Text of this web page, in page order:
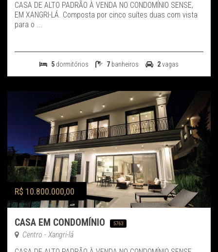
CASA DE ALTO PADRÃO À VENDA NO CONDOMÍNIO SENSE,
EM XANGRI-LÁ. Composta por cinco suítes duas com vista
para o ...
5 dormitórios 7 banheiros 2vagas
R$ 10.800.000,00
CASA EM CONDOMÍNIO 5763
Centro - Xangri-lá